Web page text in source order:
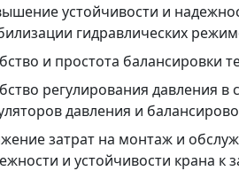
устойчивости и
гидравлических
и простота балансировки
регулирования давления
давления и
затрат на монтаж и
и устойчивости крана к